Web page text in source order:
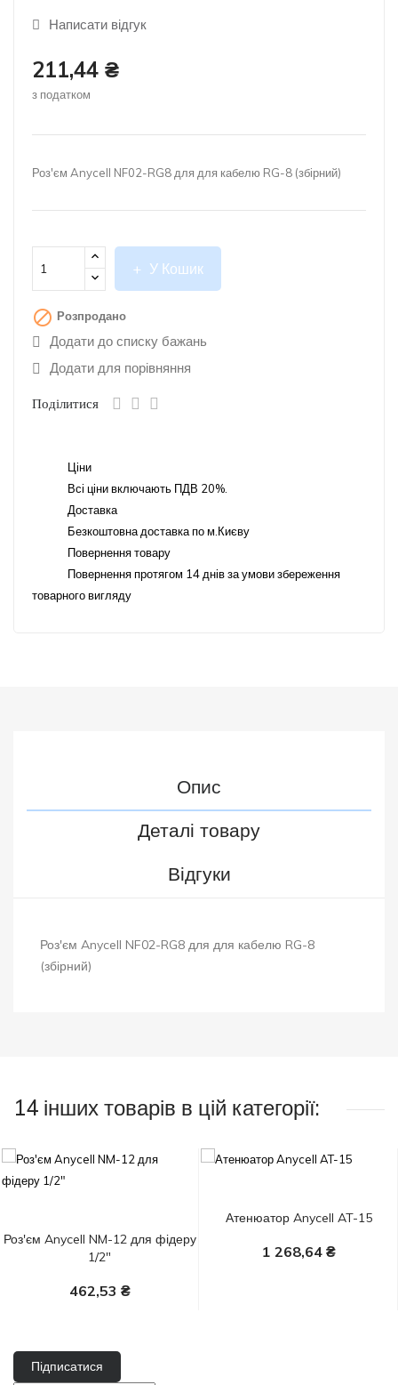
Написати відгук
211,44 ₴
з податком
Роз'єм Anycell NF02-RG8 для для кабелю RG-8 (збірний)
У Кошик
 Розпродано
Додати до списку бажань
Додати для порівняння
Поділитися
Ціни
Всі ціни включають ПДВ 20%.
Доставка
Безкоштовна доставка по м.Києву
Повернення товару
Повернення протягом 14 днів за умови збереження
товарного вигляду
Опис
Деталі товару
Відгуки
Роз'єм Anycell NF02-RG8 для для кабелю RG-8
(збірний)
14 інших товарів в цій категорії:
Роз'єм Anycell NM-12 для фідеру
1/2"
462,53 ₴
Атенюатор Anycell AT-15
1 268,64 ₴
Підписатися